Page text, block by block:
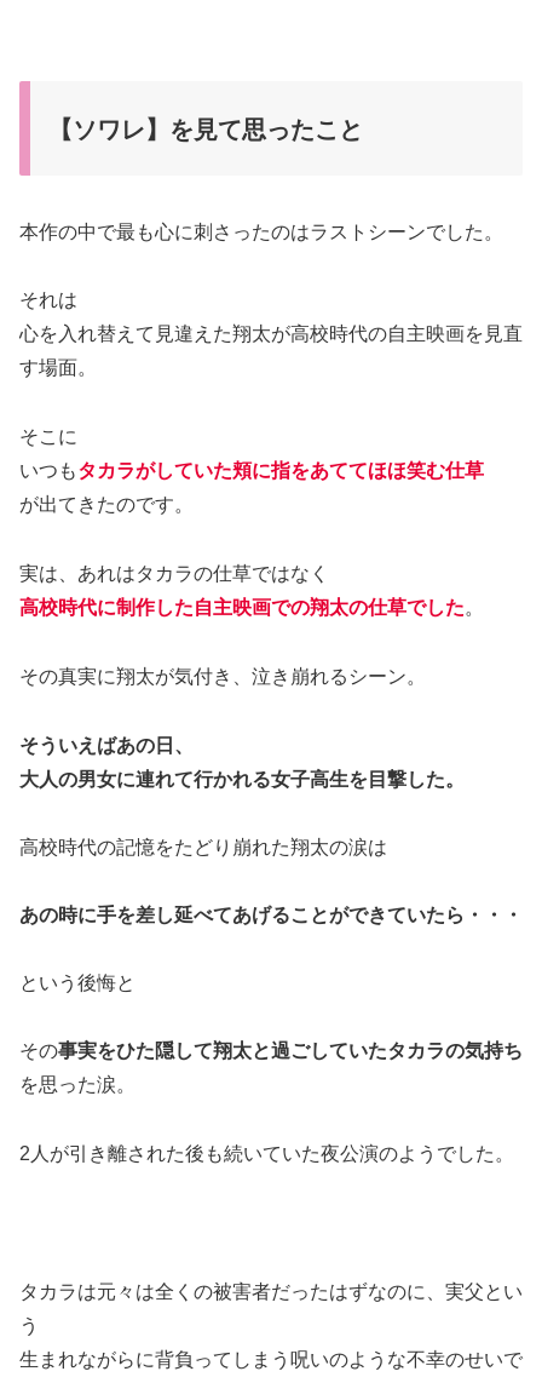
【ソワレ】を見て思ったこと
本作の中で最も心に刺さったのはラストシーンでした。
それは
心を入れ替えて見違えた翔太が高校時代の自主映画を見直
す場面。
そこに
いつもタカラがしていた頬に指をあててほほ笑む仕草
が出てきたのです。
実は、あれはタカラの仕草ではなく
高校時代に制作した自主映画での翔太の仕草でした。
その真実に翔太が気付き、泣き崩れるシーン。
そういえばあの日、
大人の男女に連れて行かれる女子高生を目撃した。
高校時代の記憶をたどり崩れた翔太の涙は
あの時に手を差し延べてあげることができていたら・・・
という後悔と
その事実をひた隠して翔太と過ごしていたタカラの気持ち
を思った涙。
2人が引き離された後も続いていた夜公演のようでした。
タカラは元々は全くの被害者だったはずなのに、実父とい
う
生まれながらに背負ってしまう呪いのような不幸のせいで